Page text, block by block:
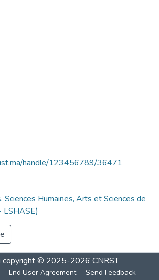
handle/123456789/36471
Sciences Humaines, Arts et Sciences de
LSHASE)
copyright © 2025-2026 CNRST
End User Agreement Send Feedback